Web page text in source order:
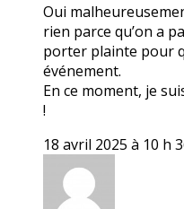
Oui
rien parce qu’on a
porter plainte pour
événement.
En ce moment, je
!
18 avril 2025 à 10 h